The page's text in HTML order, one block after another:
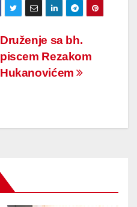
Druženje sa bh.
piscem Rezakom
Hukanovićem